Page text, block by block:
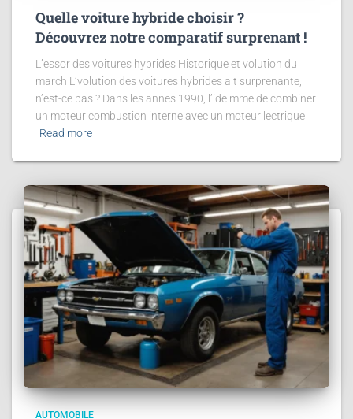
Quelle voiture hybride choisir ?
Découvrez notre comparatif surprenant !
L’essor des voitures hybrides Historique et volution du
march L’volution des voitures hybrides a t surprenante,
n’est-ce pas ? Dans les annes 1990, l’ide mme de combiner
un moteur combustion interne avec un moteur lectrique
Read more
AUTOMOBILE